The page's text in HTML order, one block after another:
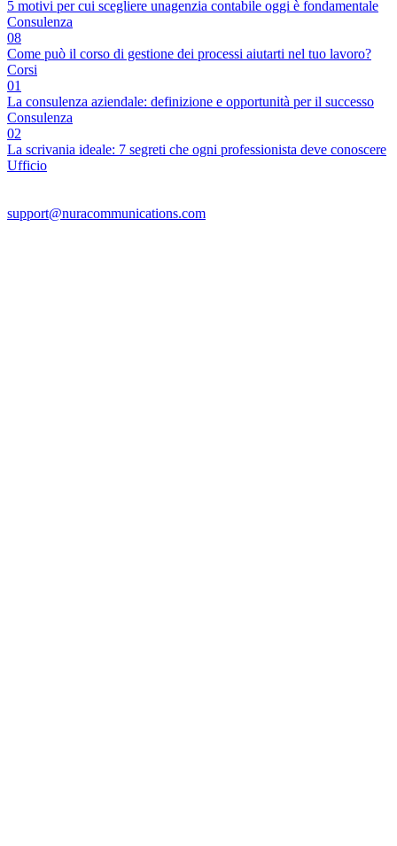
5 motivi per cui scegliere unagenzia contabile oggi è fondamentale
Consulenza
08
Come può il corso di gestione dei processi aiutarti nel tuo lavoro?
Corsi
01
La consulenza aziendale: definizione e opportunità per il successo
Consulenza
02
La scrivania ideale: 7 segreti che ogni professionista deve conoscere
Ufficio
support@nuracommunications.com